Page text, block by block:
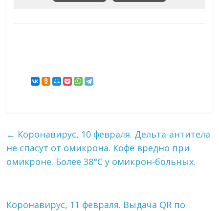
← Коронавирус, 10 февраля. Дельта-антитела
не спасут от омикрона. Кофе вредно при
омикроне. Более 38°C у омикрон-больных.
Коронавирус, 11 февраля. Выдача QR по